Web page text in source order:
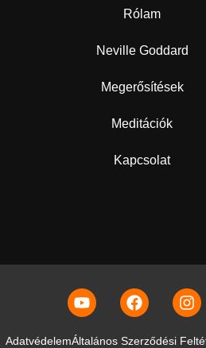
Rólam
Neville Goddard
Megerősítések
Meditációk
Kapcsolat
AdatvédelemÁltalános Szerződési